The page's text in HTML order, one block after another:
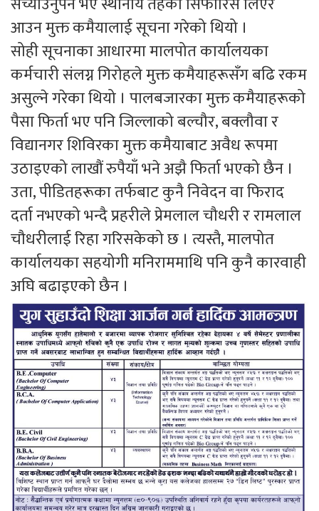
आउन मुक्त कमैयालाई सूचना गरेको थियो ।
सोही सूचनाका आधारमा मालपोत कार्यालयका
कर्मचारी संलग्न गिरोहले मुक्त कमैयाहरूसँग बढि रकम
असुल्ने गरेका थियो । पालबजारका मुक्त कमैयाहरूको
पैसा फिर्ता भए पनि जिल्लाको बल्चौर, बक्लौवा र
विद्यानगर शिविरका मुक्त कमैयाबाट अवैध रूपमा
उठाइएको लाखौं रुपैयाँ भने अझै फिर्ता भएको छैन ।
उता, पीडितहरूका तर्फबाट कुनै निवेदन वा फिराद
दर्ता नभएको भन्दै प्रहरीले प्रेमलाल चौधरी र रामलाल
चौधरीलाई रिहा गरिसकेको छ । त्यस्तै, मालपोत
कार्यालयका सहयोगी मनिराममाथि पनि कुनै कारवाही
अघि बढाइएको छैन ।